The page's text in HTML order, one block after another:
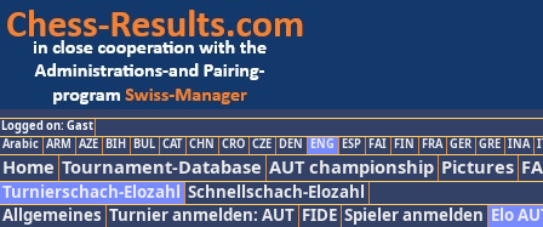
Logged on: Gast
Arabic ARM AZE BIH BUL CAT CHN CRO CZE DEN ENG ESP FAI FIN FRA GER GRE INA
Home Tournament-Database AUT championship Pictures
Turnierschach-Elozahl Schnellschach-Elozahl
Allgemeines Turnier anmelden: AUT FIDE Spieler anmelden Elo